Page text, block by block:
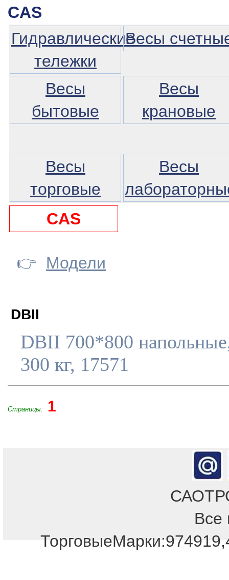
CAS
Гидравлические
тележки
Весы
Весы
бытовые
Весы
крановые
Весы
торговые
Весы
CAS
👉 Модели
DBII
DBII 700*800
300 кг, 17571
Страницы: 1
Все